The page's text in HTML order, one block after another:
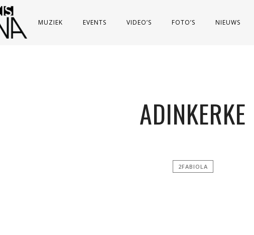
MUZIEK EVENTS VIDEO’S FOTO’S NIEUWS
ADINKERKE
2FABIOLA